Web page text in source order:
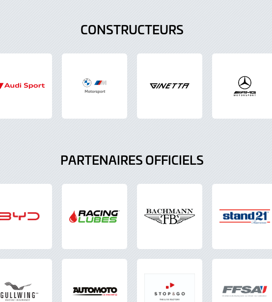
CONSTRUCTEURS
PARTENAIRES OFFICIELS